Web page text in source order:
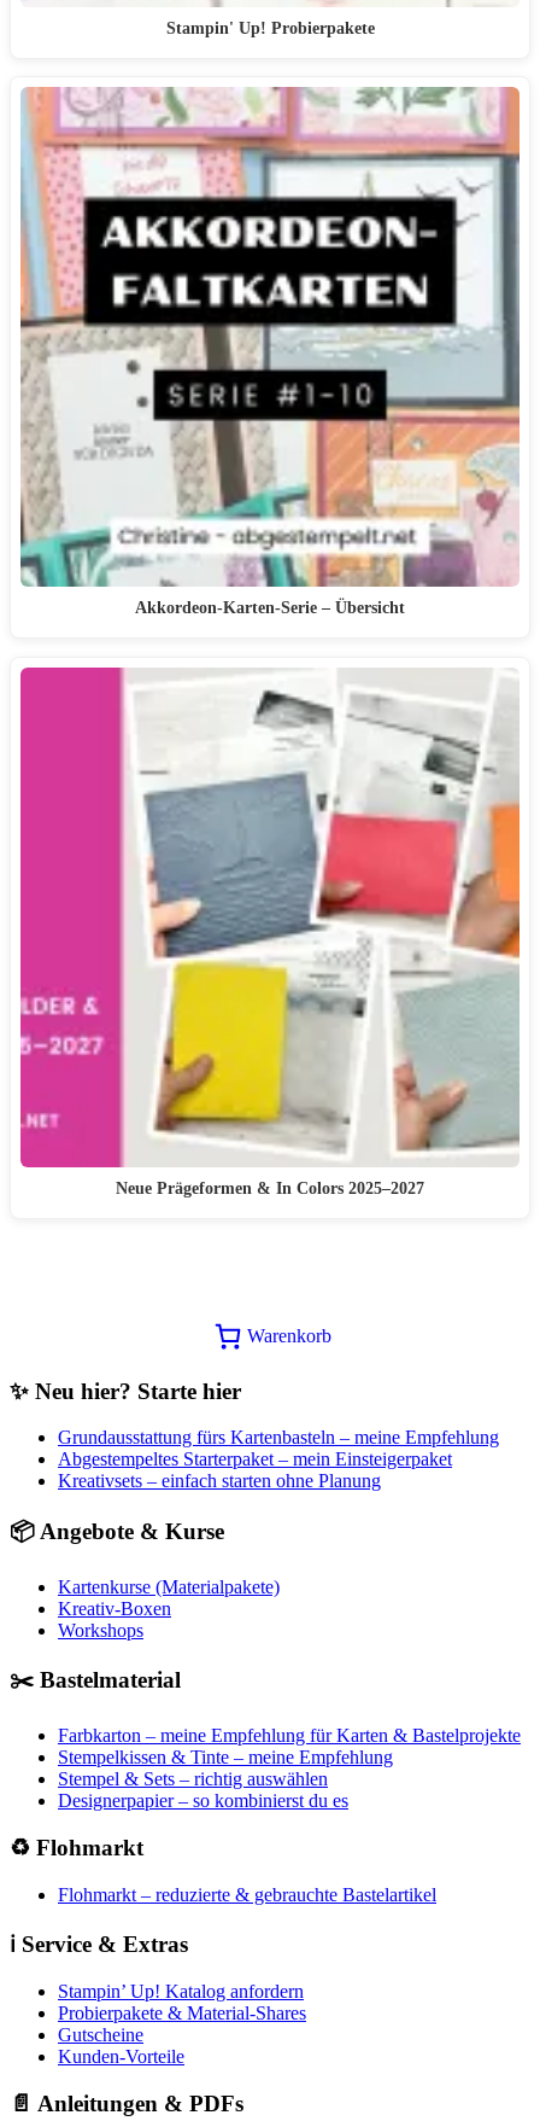
Stampin' Up! Probierpakete
Akkordeon-Karten-Serie – Übersicht
Neue Prägeformen & In Colors 2025–2027
Warenkorb
✨ Neu hier? Starte hier
Grundausstattung fürs Kartenbasteln – meine Empfehlung
Abgestempeltes Starterpaket – mein Einsteigerpaket
Kreativsets – einfach starten ohne Planung
📦 Angebote & Kurse
Kartenkurse (Materialpakete)
Kreativ-Boxen
Workshops
✂️ Bastelmaterial
Farbkarton – meine Empfehlung für Karten & Bastelprojekte
Stempelkissen & Tinte – meine Empfehlung
Stempel & Sets – richtig auswählen
Designerpapier – so kombinierst du es
♻️ Flohmarkt
Flohmarkt – reduzierte & gebrauchte Bastelartikel
ℹ️ Service & Extras
Stampin’ Up! Katalog anfordern
Probierpakete & Material-Shares
Gutscheine
Kunden-Vorteile
📄 Anleitungen & PDFs